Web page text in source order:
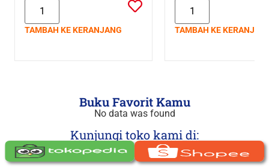
TAMBAH KE KERANJANG TAMBAH KE
Buku Favorit Kamu
No data was found
Kunjungi toko kami di: